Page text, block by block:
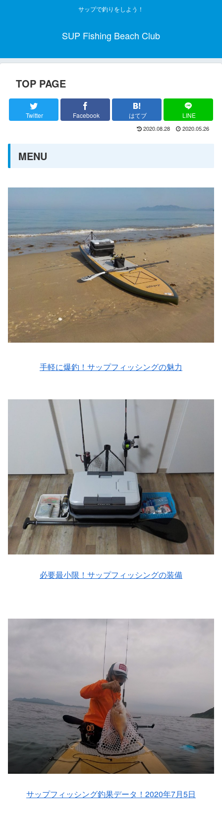
サップで釣りをしよう！
SUP Fishing Beach Club
TOP PAGE
Twitter Facebook はてブ LINE
2020.08.28 2020.05.26
MENU
手軽に爆釣！サップフィッシングの魅力
必要最小限！サップフィッシングの装備
サップフィッシング釣果データ！2020年7月5日